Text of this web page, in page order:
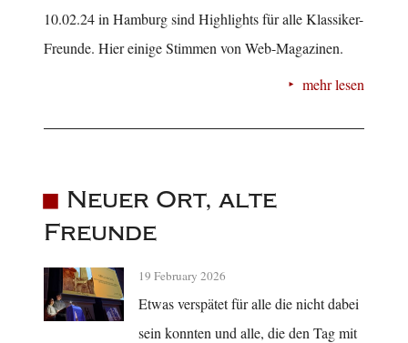
10.02.24 in Hamburg sind Highlights für alle Klassiker-
Freunde. Hier einige Stimmen von Web-Magazinen.
mehr lesen
Neuer Ort, alte
Freunde
19 February 2026
Etwas verspätet für alle die nicht dabei
sein konnten und alle, die den Tag mit